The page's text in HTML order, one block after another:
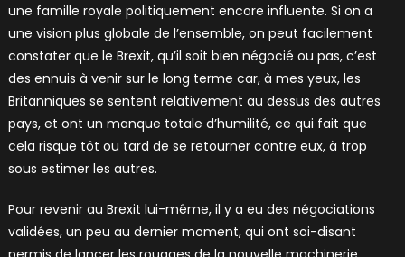
une famille royale politiquement encore influente. Si on a
une vision plus globale de l’ensemble, on peut facilement
constater que le Brexit, qu’il soit bien négocié ou pas, c’est
des ennuis à venir sur le long terme car, à mes yeux, les
Britanniques se sentent relativement au dessus des autres
pays, et ont un manque totale d’humilité, ce qui fait que
cela risque tôt ou tard de se retourner contre eux, à trop
sous estimer les autres.
Pour revenir au Brexit lui-même, il y a eu des négociations
validées, un peu au dernier moment, qui ont soi-disant